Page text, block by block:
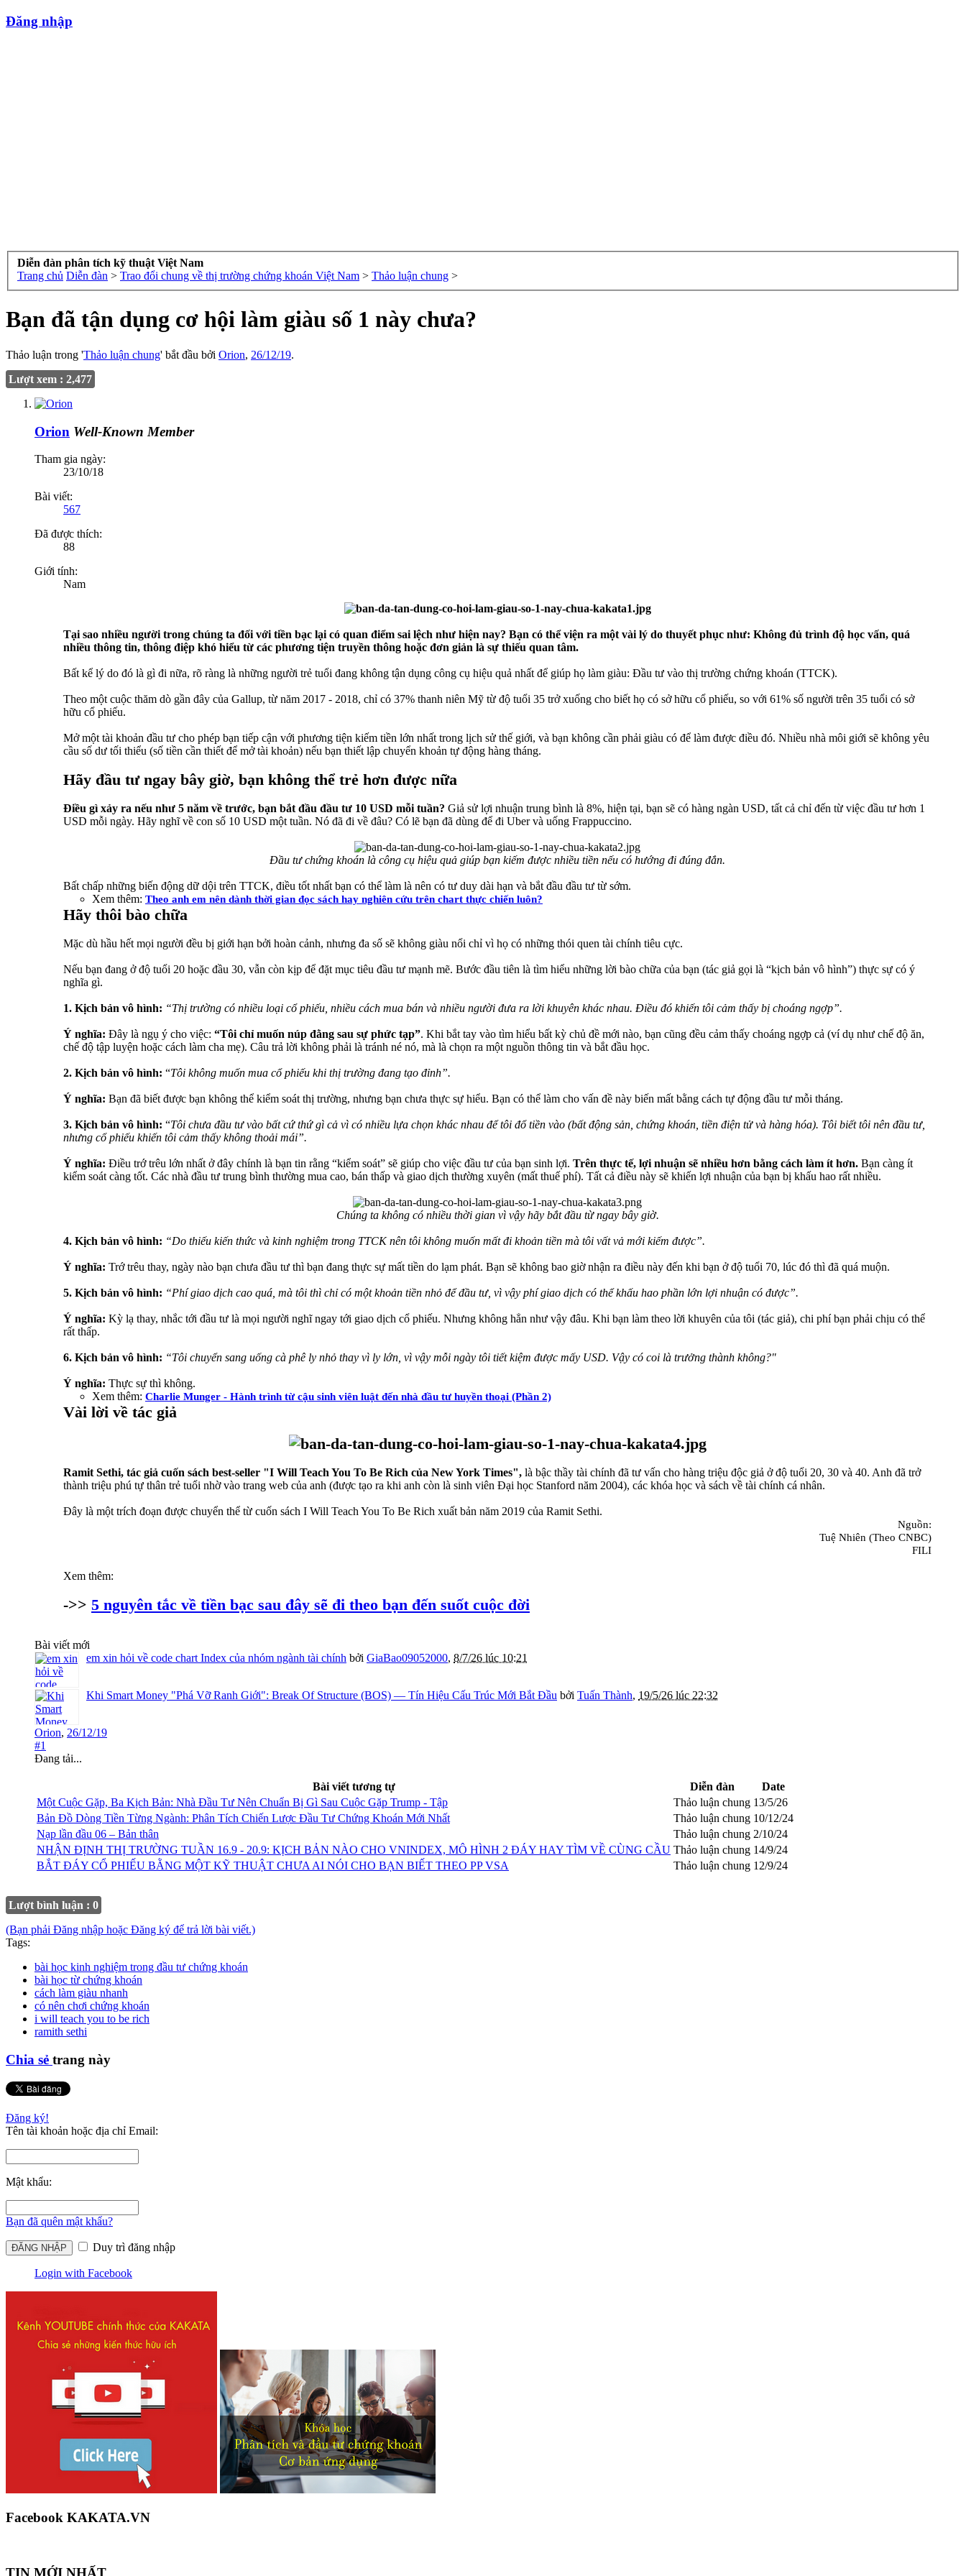
Đăng nhập
Diễn đàn phân tích kỹ thuật Việt Nam
Trang chủ Diễn đàn > Trao đổi chung về thị trường chứng khoán Việt Nam > Thảo luận chung >
Bạn đã tận dụng cơ hội làm giàu số 1 này chưa?
Thảo luận trong 'Thảo luận chung' bắt đầu bởi Orion, 26/12/19.
Lượt xem : 2,477
Orion Well-Known Member
Tham gia ngày:
23/10/18
Bài viết:
567
Đã được thích:
88
Giới tính:
Nam
Tại sao nhiều người trong chúng ta đối với tiền bạc lại có quan điểm sai lệch như hiện nay? Bạn có thể viện ra một vài lý do thuyết phục như: Không đủ trình độ học vấn, quá
nhiều thông tin, thông điệp khó hiểu từ các phương tiện truyền thông hoặc đơn giản là sự thiếu quan tâm.
Bất kể lý do đó là gì đi nữa, rõ ràng là những người trẻ tuổi đang không tận dụng công cụ hiệu quả nhất để giúp họ làm giàu: Đầu tư vào thị trường chứng khoán (TTCK).
Theo một cuộc thăm dò gần đây của Gallup, từ năm 2017 - 2018, chỉ có 37% thanh niên Mỹ từ độ tuổi 35 trở xuống cho biết họ có sở hữu cổ phiếu, so với 61% số người trên 35 tuổi có sở
hữu cổ phiếu.
Mở một tài khoản đầu tư cho phép bạn tiếp cận với phương tiện kiếm tiền lớn nhất trong lịch sử thế giới, và bạn không cần phải giàu có để làm được điều đó. Nhiều nhà môi giới sẽ không yêu
cầu số dư tối thiểu (số tiền cần thiết để mở tài khoản) nếu bạn thiết lập chuyển khoản tự động hàng tháng.
Hãy đầu tư ngay bây giờ, bạn không thể trẻ hơn được nữa
Điều gì xảy ra nếu như 5 năm về trước, bạn bắt đầu đầu tư 10 USD mỗi tuần? Giả sử lợi nhuận trung bình là 8%, hiện tại, bạn sẽ có hàng ngàn USD, tất cả chỉ đến từ việc đầu tư hơn 1
USD mỗi ngày. Hãy nghĩ về con số 10 USD một tuần. Nó đã đi về đâu? Có lẽ bạn đã dùng để đi Uber và uống Frappuccino.
Đầu tư chứng khoán là công cụ hiệu quả giúp bạn kiếm được nhiều tiền nếu có hướng đi đúng đắn.
Bất chấp những biến động dữ dội trên TTCK, điều tốt nhất bạn có thể làm là nên có tư duy dài hạn và bắt đầu đầu tư từ sớm.
Xem thêm: Theo anh em nên dành thời gian đọc sách hay nghiên cứu trên chart thực chiến luôn?
Hãy thôi bào chữa
Mặc dù hầu hết mọi người đều bị giới hạn bởi hoàn cảnh, nhưng đa số sẽ không giàu nổi chỉ vì họ có những thói quen tài chính tiêu cực.
Nếu bạn đang ở độ tuổi 20 hoặc đầu 30, vẫn còn kịp để đặt mục tiêu đầu tư mạnh mẽ. Bước đầu tiên là tìm hiểu những lời bào chữa của bạn (tác giả gọi là “kịch bản vô hình”) thực sự có ý
nghĩa gì.
1. Kịch bản vô hình: “Thị trường có nhiều loại cổ phiếu, nhiều cách mua bán và nhiều người đưa ra lời khuyên khác nhau. Điều đó khiến tôi cảm thấy bị choáng ngợp”.
Ý nghĩa: Đây là ngụ ý cho việc: “Tôi chỉ muốn núp đằng sau sự phức tạp”. Khi bắt tay vào tìm hiểu bất kỳ chủ đề mới nào, bạn cũng đều cảm thấy choáng ngợp cả (ví dụ như chế độ ăn,
chế độ tập luyện hoặc cách làm cha mẹ). Câu trả lời không phải là tránh né nó, mà là chọn ra một nguồn thông tin và bắt đầu học.
2. Kịch bản vô hình: “Tôi không muốn mua cổ phiếu khi thị trường đang tạo đỉnh”.
Ý nghĩa: Bạn đã biết được bạn không thể kiểm soát thị trường, nhưng bạn chưa thực sự hiểu. Bạn có thể làm cho vấn đề này biến mất bằng cách tự động đầu tư mỗi tháng.
3. Kịch bản vô hình: “Tôi chưa đầu tư vào bất cứ thứ gì cả vì có nhiều lựa chọn khác nhau để tôi đổ tiền vào (bất động sản, chứng khoán, tiền điện tử và hàng hóa). Tôi biết tôi nên đầu tư,
nhưng cổ phiếu khiến tôi cảm thấy không thoải mái”.
Ý nghĩa: Điều trớ trêu lớn nhất ở đây chính là bạn tin rằng “kiểm soát” sẽ giúp cho việc đầu tư của bạn sinh lợi. Trên thực tế, lợi nhuận sẽ nhiều hơn bằng cách làm ít hơn. Bạn càng ít
kiểm soát càng tốt. Các nhà đầu tư trung bình thường mua cao, bán thấp và giao dịch thường xuyên (mất thuế phí). Tất cả điều này sẽ khiến lợi nhuận của bạn bị khấu hao rất nhiều.
Chúng ta không có nhiều thời gian vì vậy hãy bắt đầu từ ngay bây giờ.
4. Kịch bản vô hình: “Do thiếu kiến thức và kinh nghiệm trong TTCK nên tôi không muốn mất đi khoản tiền mà tôi vất vả mới kiếm được”.
Ý nghĩa: Trớ trêu thay, ngày nào bạn chưa đầu tư thì bạn đang thực sự mất tiền do lạm phát. Bạn sẽ không bao giờ nhận ra điều này đến khi bạn ở độ tuổi 70, lúc đó thì đã quá muộn.
5. Kịch bản vô hình: “Phí giao dịch cao quá, mà tôi thì chỉ có một khoản tiền nhỏ để đầu tư, vì vậy phí giao dịch có thể khấu hao phần lớn lợi nhuận có được”.
Ý nghĩa: Kỳ lạ thay, nhắc tới đầu tư là mọi người nghĩ ngay tới giao dịch cổ phiếu. Nhưng không hẳn như vậy đâu. Khi bạn làm theo lời khuyên của tôi (tác giả), chi phí bạn phải chịu có thể
rất thấp.
6. Kịch bản vô hình: “Tôi chuyển sang uống cà phê ly nhỏ thay vì ly lớn, vì vậy mỗi ngày tôi tiết kiệm được mấy USD. Vậy có coi là trưởng thành không?"
Ý nghĩa: Thực sự thì không.
Xem thêm: Charlie Munger - Hành trình từ cậu sinh viên luật đến nhà đầu tư huyền thoại (Phần 2)
Vài lời về tác giả
Ramit Sethi, tác giả cuốn sách best-seller "I Will Teach You To Be Rich của New York Times", là bậc thầy tài chính đã tư vấn cho hàng triệu độc giả ở độ tuổi 20, 30 và 40. Anh đã trở
thành triệu phú tự thân trẻ tuổi nhờ vào trang web của anh (được tạo ra khi anh còn là sinh viên Đại học Stanford năm 2004), các khóa học và sách về tài chính cá nhân.
Đây là một trích đoạn được chuyển thể từ cuốn sách I Will Teach You To Be Rich xuất bản năm 2019 của Ramit Sethi.
Nguồn:
Tuệ Nhiên (Theo CNBC)
FILI
Xem thêm:
->> 5 nguyên tắc về tiền bạc sau đây sẽ đi theo bạn đến suốt cuộc đời
Bài viết mới
em xin hỏi về code chart Index của nhóm ngành tài chính bởi GiaBao09052000, 8/7/26 lúc 10:21
Khi Smart Money "Phá Vỡ Ranh Giới": Break Of Structure (BOS) — Tín Hiệu Cấu Trúc Mới Bắt Đầu bởi Tuấn Thành, 19/5/26 lúc 22:32
Orion, 26/12/19
#1
Đang tải...
Bài viết tương tự Diễn đàn
Date
Một Cuộc Gặp, Ba Kịch Bản: Nhà Đầu Tư Nên Chuẩn Bị Gì Sau Cuộc Gặp Trump - Tập
Thảo luận chung 13/5/26
Bản Đồ Dòng Tiền Từng Ngành: Phân Tích Chiến Lược Đầu Tư Chứng Khoán Mới Nhất
Thảo luận chung 10/12/24
Nạp lần đầu 06 – Bản thân
Thảo luận chung 2/10/24
NHẬN ĐỊNH THỊ TRƯỜNG TUẦN 16.9 - 20.9: KỊCH BẢN NÀO CHO VNINDEX, MÔ HÌNH 2 ĐÁY HAY TÌM VỀ CÙNG CẦU Thảo luận chung 14/9/24
BẮT ĐÁY CỔ PHIẾU BẰNG MỘT KỸ THUẬT CHƯA AI NÓI CHO BẠN BIẾT THEO PP VSA
Thảo luận chung 12/9/24
Lượt bình luận : 0
(Bạn phải Đăng nhập hoặc Đăng ký để trả lời bài viết.)
Tags:
bài học kinh nghiệm trong đầu tư chứng khoán
bài học từ chứng khoán
cách làm giàu nhanh
có nên chơi chứng khoán
i will teach you to be rich
ramith sethi
Chia sẻ trang này
Đăng ký!
Tên tài khoản hoặc địa chỉ Email:
Mật khẩu:
Bạn đã quên mật khẩu?
Duy trì đăng nhập
Login with Facebook
Facebook KAKATA.VN
TIN MỚI NHẤT